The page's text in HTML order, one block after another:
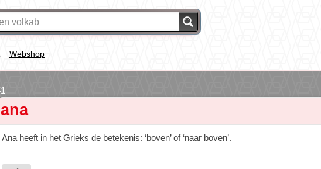
Webshop
ana
Ana heeft in het Grieks de betekenis: ‘boven’ of ‘naar boven’.